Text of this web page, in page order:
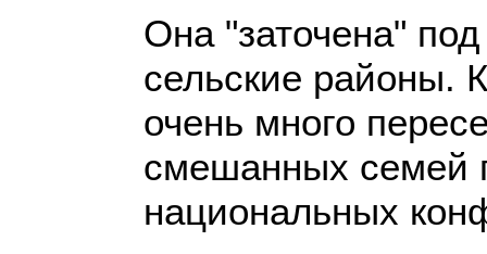
Она "заточена"
сельские районы.
очень много
смешанных семей
национальных